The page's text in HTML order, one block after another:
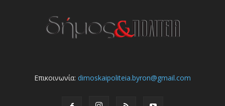
Επικοινωνία: dimoskaipoliteia.byron@gmail.com